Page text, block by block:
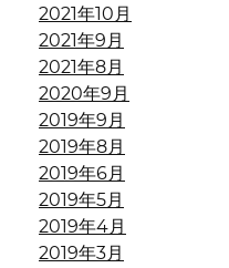
2021年10月
2021年9月
2021年8月
2020年9月
2019年9月
2019年8月
2019年6月
2019年5月
2019年4月
2019年3月